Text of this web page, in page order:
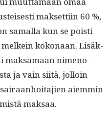
mak­set­ti­in 60 %,
samal­la kun se poisti
kokon­aan. Lisäk­
mak­samaan nimeno­
ja vain siitä, jol­loin
aiem­min
maksaa.